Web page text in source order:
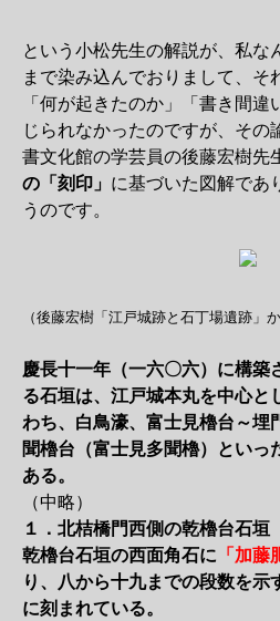
という小松先生の解説が、私な
まで染み込んでおりまして、そ
「何が起きたのか」「書き間
じられなかったのですが、その
書文化館の学芸員の後藤宏樹先
の「刻印」 に基づいた図解であ
うのです。
（後藤宏樹「江戸城跡と石丁場遺跡」
慶長十一年（一六〇六）に構築
る石垣は、江戸城本丸を中心と
わち、白鳥濠、富士見櫓台～埋
聞櫓台（富士見多聞櫓）といっ
ある。
（中略）
１．北桔橋門西側の乾櫓台石垣
乾櫓台石垣の西面角石に 「加藤
り、八から十九までの段数を
に刻まれている。